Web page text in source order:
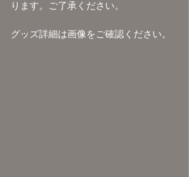
ります。ご了承ください。
グッズ詳細は画像をご確認ください。